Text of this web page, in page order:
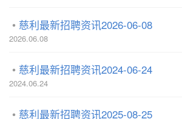
慈利最新招聘资讯2026-06-08
2026.06.08
慈利最新招聘资讯2024-06-24
2024.06.24
慈利最新招聘资讯2025-08-25